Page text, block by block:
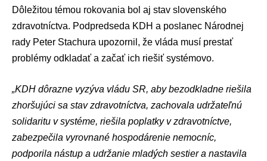
Dôležitou témou rokovania bol aj stav slovenského
zdravotníctva. Podpredseda KDH a poslanec Národnej
rady Peter Stachura upozornil, že vláda musí prestať
problémy odkladať a začať ich riešiť systémovo.
„KDH dôrazne vyzýva vládu SR, aby bezodkladne riešila
zhoršujúci sa stav zdravotníctva, zachovala udržateľnú
solidaritu v systéme, riešila poplatky v zdravotníctve,
zabezpečila vyrovnané hospodárenie nemocníc,
podporila nástup a udržanie mladých sestier a nastavila